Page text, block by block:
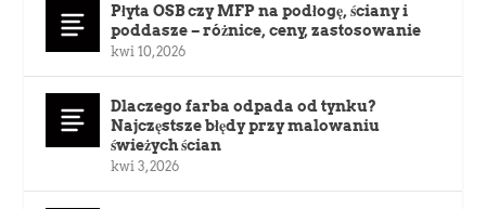
Płyta OSB czy MFP na podłogę, ściany i
poddasze – różnice, ceny, zastosowanie
kwi 10, 2026
Dlaczego farba odpada od tynku?
Najczęstsze błędy przy malowaniu
świeżych ścian
kwi 3, 2026